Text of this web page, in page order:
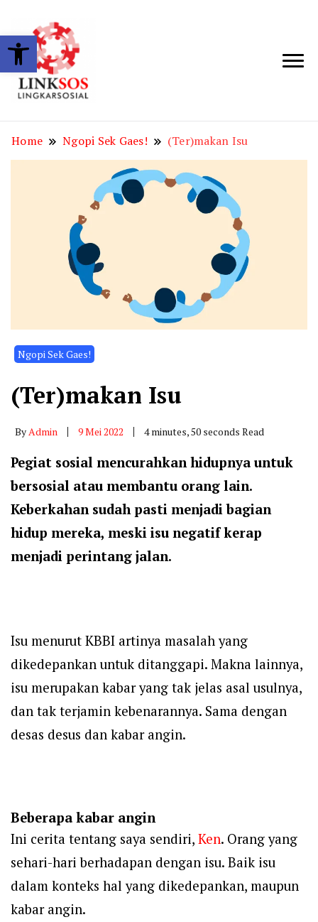
Open toolbar
Home Ngopi Sek Gaes! (Ter)makan Isu
Ngopi Sek Gaes!
(Ter)makan Isu
ByAdmin 9 Mei 2022 4 minutes, 50 seconds Read
Pegiat sosial mencurahkan hidupnya untuk
bersosial atau membantu orang lain.
Keberkahan sudah pasti menjadi bagian
hidup mereka, meski isu negatif kerap
menjadi perintang jalan.
Isu menurut KBBI artinya masalah yang
dikedepankan untuk ditanggapi. Makna lainnya,
isu merupakan kabar yang tak jelas asal usulnya,
dan tak terjamin kebenarannya. Sama dengan
desas desus dan kabar angin.
Beberapa kabar angin
Ini cerita tentang saya sendiri, Ken. Orang yang
sehari-hari berhadapan dengan isu. Baik isu
dalam konteks hal yang dikedepankan, maupun
kabar angin.